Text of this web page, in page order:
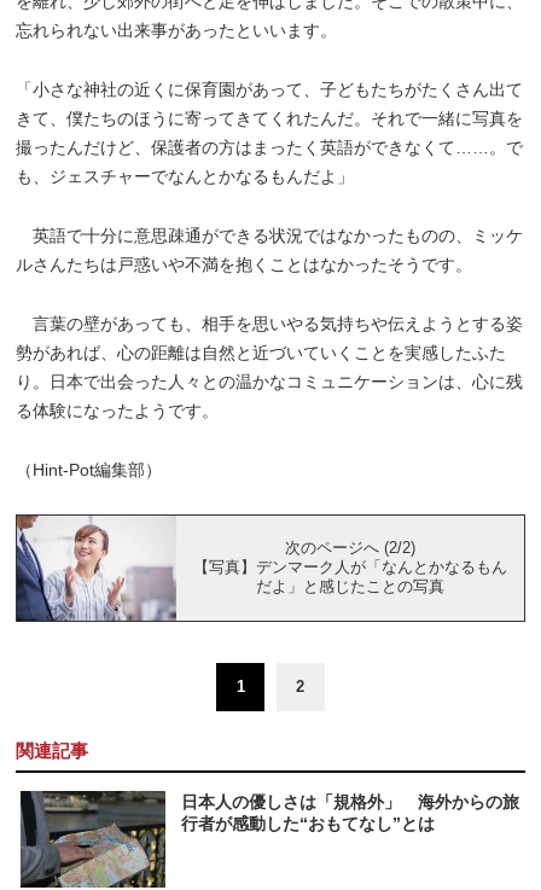
忘れられない出来事があったといいます。
「小さな神社の近くに保育園があって、子どもたちがたくさん出て
きて、僕たちのほうに寄ってきてくれたんだ。それで一緒に写真を
撮ったんだけど、保護者の方はまったく英語ができなくて……。で
も、ジェスチャーでなんとかなるもんだよ」
英語で十分に意思疎通ができる状況ではなかったものの、ミッケ
ルさんたちは戸惑いや不満を抱くことはなかったそうです。
言葉の壁があっても、相手を思いやる気持ちや伝えようとする姿
勢があれば、心の距離は自然と近づいていくことを実感したふた
り。日本で出会った人々との温かなコミュニケーションは、心に残
る体験になったようです。
（Hint-Pot編集部）
次のページへ (2/2)
【写真】デンマーク人が「なんとかなるもん
だよ」と感じたことの写真
1 2
関連記事
日本人の優しさは「規格外」 海外からの旅
行者が感動した“おもてなし”とは